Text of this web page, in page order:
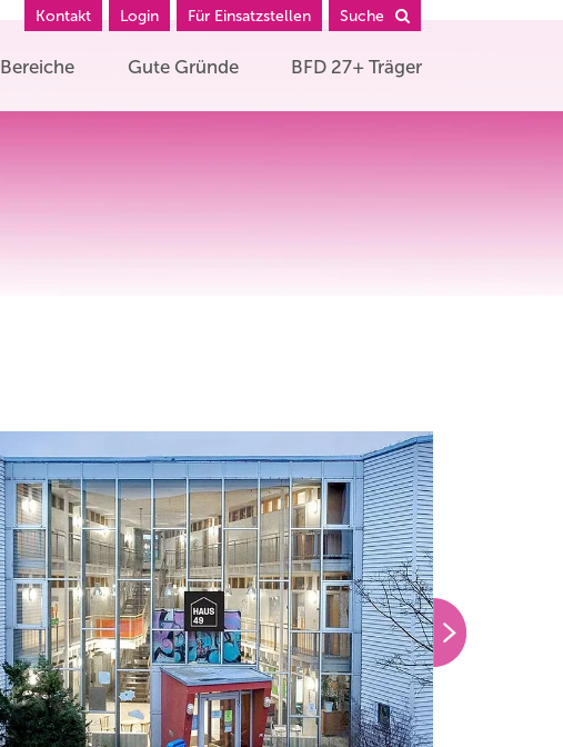
Kontakt Login Für Einsatzstellen Suche
Bereiche Gute Gründe BFD 27+ Träger